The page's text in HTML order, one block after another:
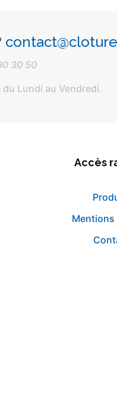
30 50
Lundi au Vendredi.
Accès
Mentions